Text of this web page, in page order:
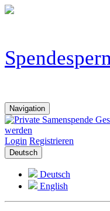
Navigation
Login Registrieren
Deutsch
Deutsch
English